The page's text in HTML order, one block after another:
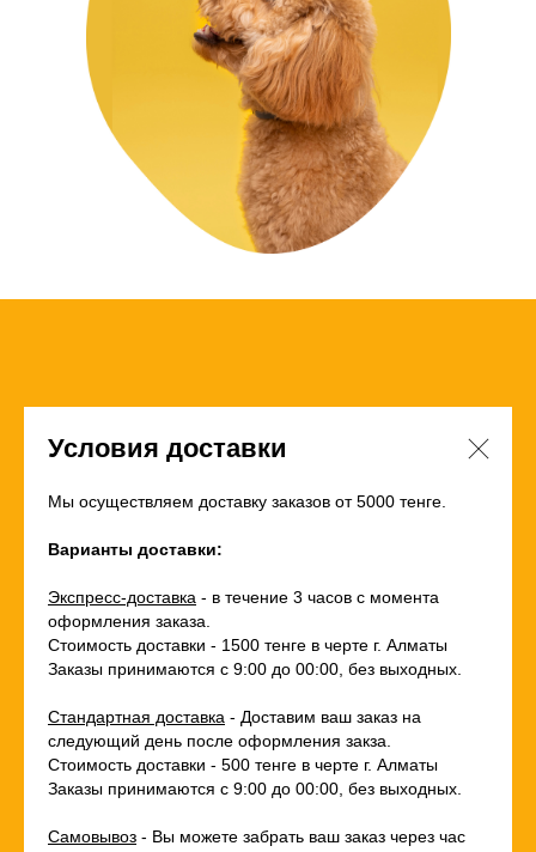
Условия доставки
Мы осуществляем доставку заказов от 5000 тенге.
Варианты доставки:
Экспресс-доставка - в течение 3 часов с момента
оформления заказа.
Стоимость доставки - 1500 тенге в черте г. Алматы
Заказы принимаются с 9:00 до 00:00, без выходных.
Стандартная доставка - Доставим ваш заказ на
следующий день после оформления закза.
Стоимость доставки - 500 тенге в черте г. Алматы
Заказы принимаются с 9:00 до 00:00, без выходных.
Самовывоз - Вы можете забрать ваш заказ через час